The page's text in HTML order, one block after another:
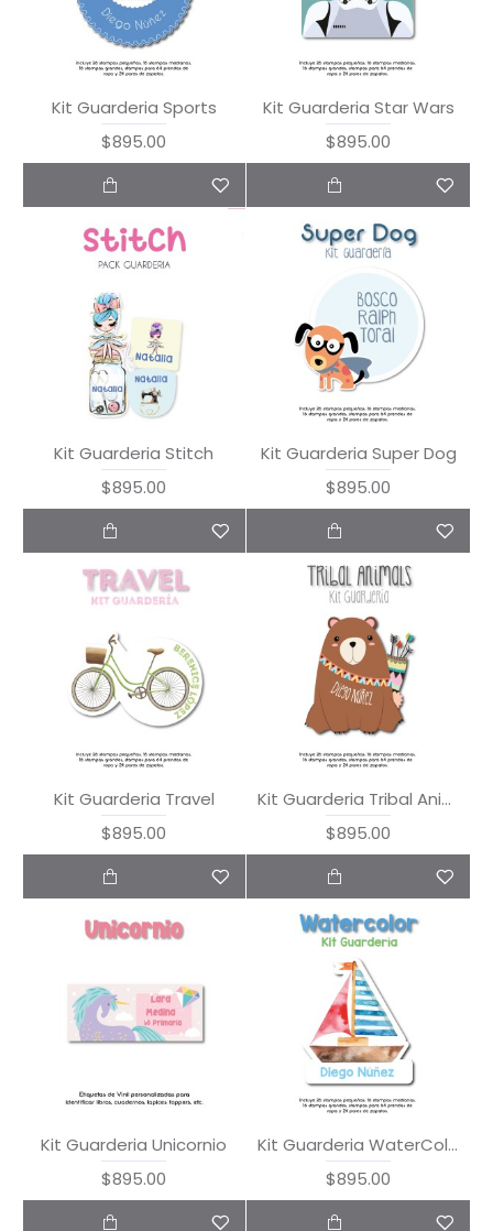
Kit Guarderia Sports
$895.00
Kit Guarderia Star Wars
$895.00
Kit Guarderia Stitch
$895.00
Kit Guarderia Super Dog
$895.00
Kit Guarderia Travel
$895.00
Kit Guarderia Tribal Animals
$895.00
Kit Guarderia Unicornio
$895.00
Kit Guarderia WaterColor
$895.00